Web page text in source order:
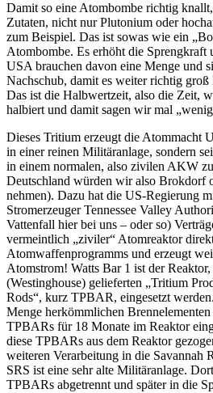
Damit so eine Atombombe richtig
Zutaten, nicht nur Plutonium oder
zum Beispiel. Das ist sowas wie ein
Atombombe. Es erhöht die Sprengkraft
USA brauchen davon eine Menge und
Nachschub, damit es weiter richtig groß
Das ist die Halbwertzeit, also die Zeit,
halbiert und damit sagen wir mal
Dieses Tritium erzeugt die Atommacht
in einer reinen Militäranlage, sondern
in einem normalen, also zivilen AKW
Deutschland würden wir also Brokdorf
nehmen). Dazu hat die US-Regierung
Stromerzeuger Tennessee Valley
Vattenfall hier bei uns – oder so)
vermeintlich „ziviler“ Atomreaktor
Atomwaffenprogramms und erzeugt
Atomstrom! Watts Bar 1 ist der
(Westinghouse) gelieferten „Tritium
Rods“, kurz TPBAR, eingesetzt
Menge herkömmlichen
TPBARs für 18 Monate im Reaktor
diese TPBARs aus dem Reaktor
weiteren Verarbeitung in die Savannah
SRS ist eine sehr alte Militäranlage.
TPBARs abgetrennt und später in die